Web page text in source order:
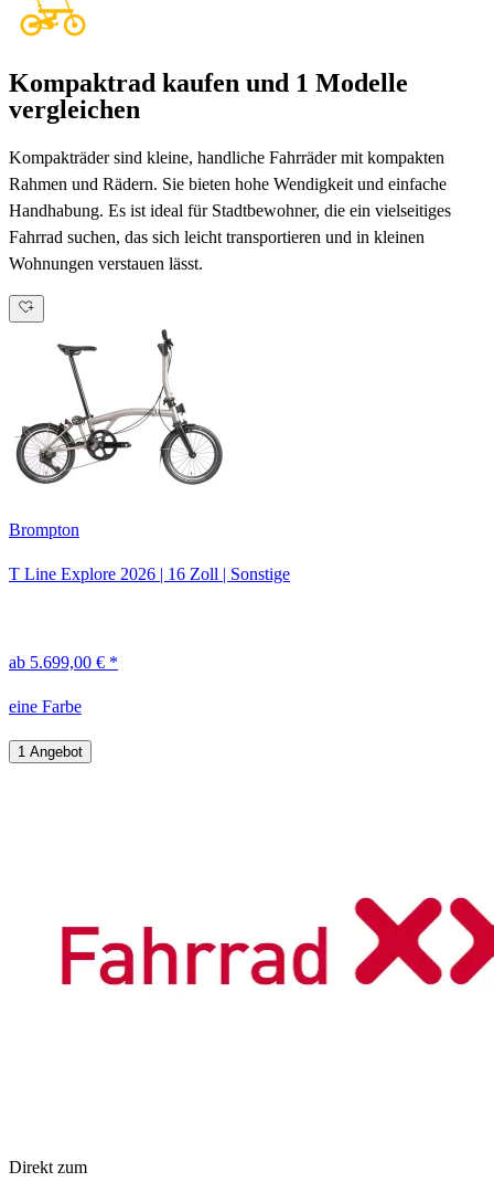
Kompaktrad kaufen und 1 Modelle
vergleichen
Kompakträder sind kleine, handliche Fahrräder mit kompakten
Rahmen und Rädern. Sie bieten hohe Wendigkeit und einfache
Handhabung. Es ist ideal für Stadtbewohner, die ein vielseitiges
Fahrrad suchen, das sich leicht transportieren und in kleinen
Wohnungen verstauen lässt.
Brompton
T Line Explore 2026 | 16 Zoll | Sonstige
ab 5.699,00 € *
eine Farbe
1 Angebot
Direkt zum